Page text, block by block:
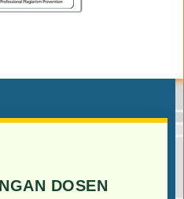
DOSEN